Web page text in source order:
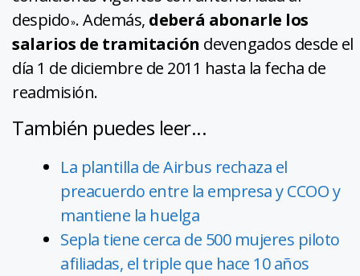
despido». Además, deberá abonarle los
salarios de tramitación devengados desde el
día 1 de diciembre de 2011 hasta la fecha de
readmisión.
También puedes leer...
La plantilla de Airbus rechaza el
preacuerdo entre la empresa y CCOO y
mantiene la huelga
Sepla tiene cerca de 500 mujeres piloto
afiliadas, el triple que hace 10 años